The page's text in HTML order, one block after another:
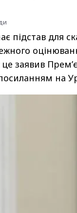
підстав для
заявив
на